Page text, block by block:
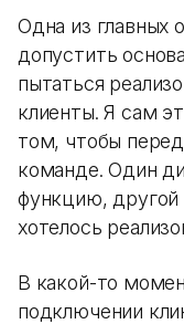
Одна из
допустить
пытаться
клиенты. Я сам
том, чтобы
команде. Один
функцию,
хотелось
В какой-то
подключении